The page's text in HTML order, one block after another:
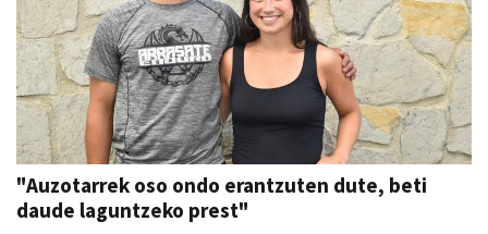
"Auzotarrek oso ondo erantzuten dute, beti
daude laguntzeko prest"